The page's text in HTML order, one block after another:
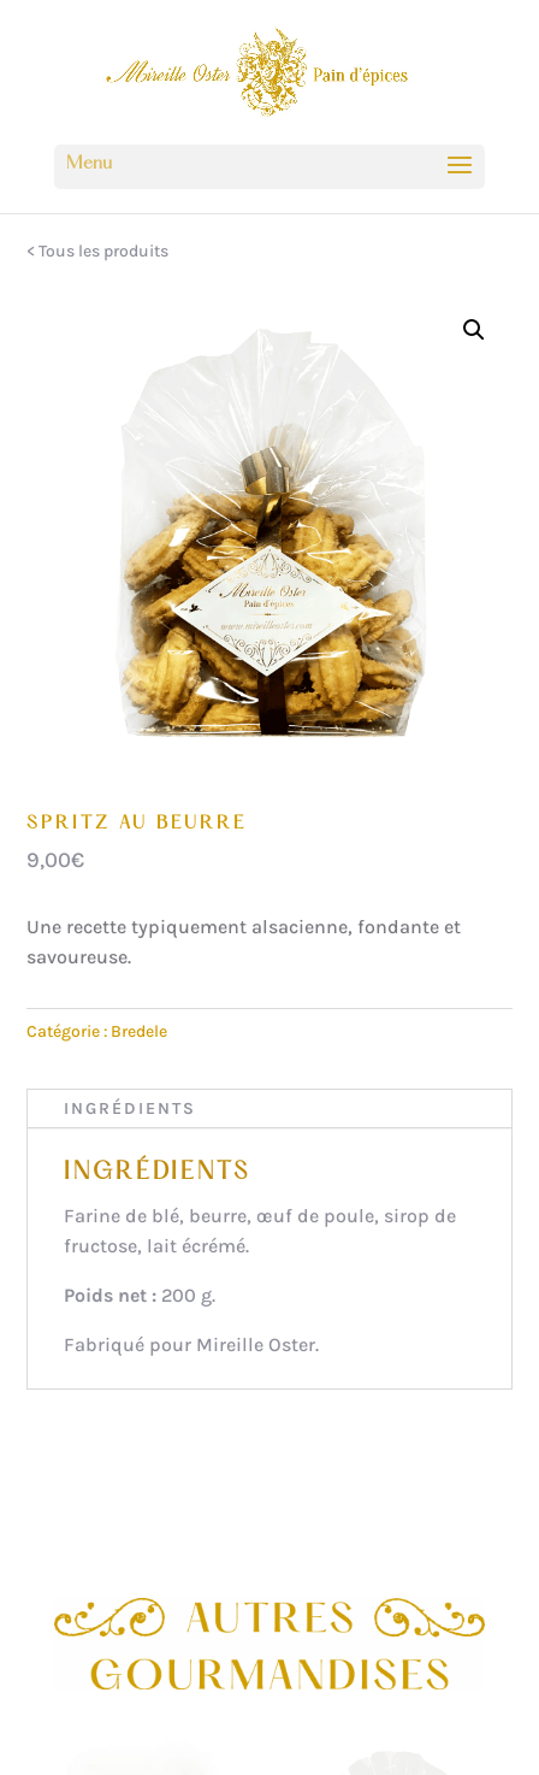
< Tous les produits
SPRITZ AU BEURRE
9,00€
Une recette typiquement alsacienne, fondante et
savoureuse.
Catégorie : Bredele
INGRÉDIENTS
INGRÉDIENTS
Farine de blé, beurre, œuf de poule, sirop de
fructose, lait écrémé.
Poids net : 200 g.
Fabriqué pour Mireille Oster.